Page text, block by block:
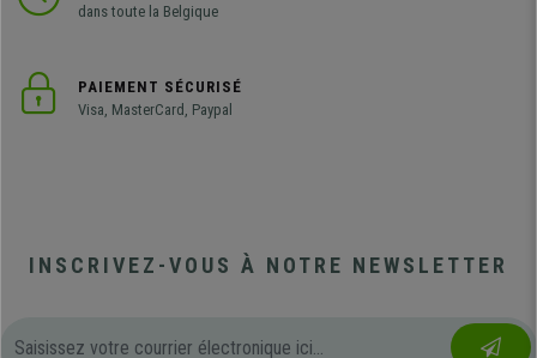
dans toute la Belgique
PAIEMENT SÉCURISÉ
Visa, MasterCard, Paypal
INSCRIVEZ-VOUS À NOTRE NEWSLETTER